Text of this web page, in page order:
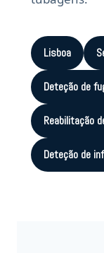
Lisboa
Deteção de
Reabilitação
Deteção de